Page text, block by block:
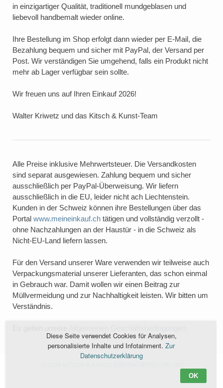
in einzigartiger Qualität, traditionell mundgeblasen und
liebevoll handbemalt wieder online.
Ihre Bestellung im Shop erfolgt dann wieder per E-Mail, die
Bezahlung bequem und sicher mit PayPal, der Versand per
Post. Wir verständigen Sie umgehend, falls ein Produkt nicht
mehr ab Lager verfügbar sein sollte.
Wir freuen uns auf Ihren Einkauf 2026!
Walter Kriwetz und das Kitsch & Kunst-Team
Alle Preise inklusive Mehrwertsteuer. Die Versandkosten
sind separat ausgewiesen. Zahlung bequem und sicher
ausschließlich per PayPal-Überweisung. Wir liefern
ausschließlich in die EU, leider nicht ach Liechtenstein.
Kunden in der Schweiz können ihre Bestellungen über das
Portal www.meineinkauf.ch tätigen und vollständig verzollt -
ohne Nachzahlungen an der Haustür - in die Schweiz als
Nicht-EU-Land liefern lassen.
Für den Versand unserer Ware verwenden wir teilweise auch
Verpackungsmaterial unserer Lieferanten, das schon einmal
in Gebrauch war. Damit wollen wir einen Beitrag zur
Müllvermeidung und zur Nachhaltigkeit leisten. Wir bitten um
Verständnis.
Diese Seite verwendet Cookies für Analysen,
personalisierte Inhalte und Infotainment.Zur
Datenschutzerklärung
OK